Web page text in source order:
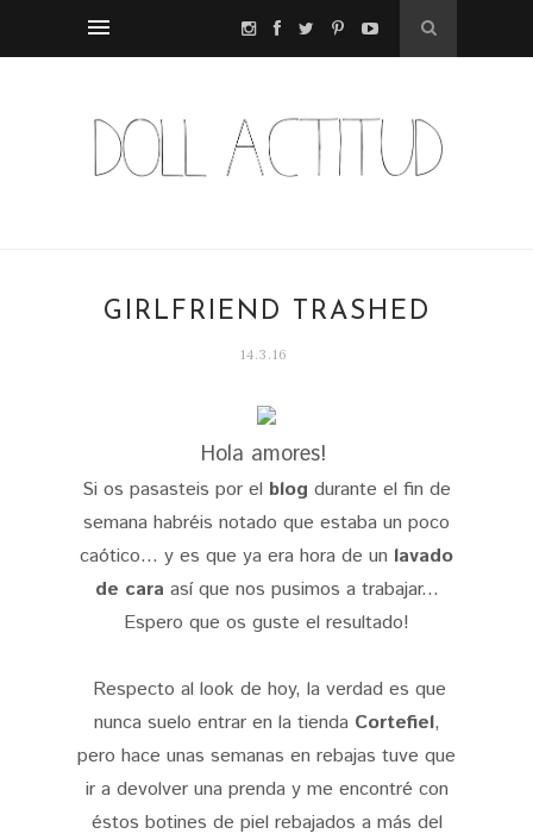
GIRLFRIEND TRASHED
14.3.16
Hola amores!
Si os pasasteis por el blog durante el fin de
semana habréis notado que estaba un poco
caótico... y es que ya era hora de un lavado
de cara así que nos pusimos a trabajar...
Espero que os guste el resultado!
Respecto al look de hoy, la verdad es que
nunca suelo entrar en la tienda Cortefiel,
pero hace unas semanas en rebajas tuve que
ir a devolver una prenda y me encontré con
éstos botines de piel rebajados a más del